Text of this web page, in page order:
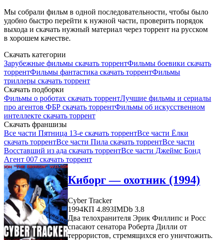
Мы собрали фильм в одной последовательности, чтобы было
удобно быстро перейти к нужной части, проверить порядок
выхода и скачать нужный материал через торрент на русском
в хорошем качестве.
Скачать категории
Зарубежные фильмы скачать торрентФильмы боевики скачать
торрентФильмы фантастика скачать торрентФильмы
триллеры скачать торрент
Скачать подборки
Фильмы о роботах скачать торрентЛучшие фильмы и сериалы
про агентов ФБР скачать торрентФильмы об искусственном
интеллекте скачать торрент
Скачать франшизы
Все части Пятница 13-е скачать торрентВсе части Ёлки
скачать торрентВсе части Пила скачать торрентВсе части
Восставший из ада скачать торрентВсе части Джеймс Бонд
Агент 007 скачать торрент
Киборг — охотник (1994)
Cyber Tracker
1994КП 4.893IMDb 3.8
Два телохранителя Эрик Филлипс и Росс
спасают сенатора Роберта Дилли от
террористов, стремящихся его уничтожить.